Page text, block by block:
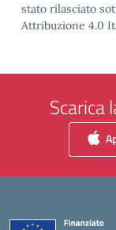
stato rilasciato
Attribuzione 4.0
Scarica